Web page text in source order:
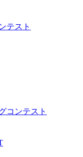
テスト
コンテスト